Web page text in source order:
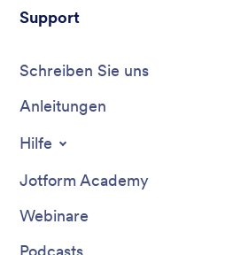
Support
Schreiben Sie uns
Anleitungen
Hilfe
Jotform Academy
Webinare